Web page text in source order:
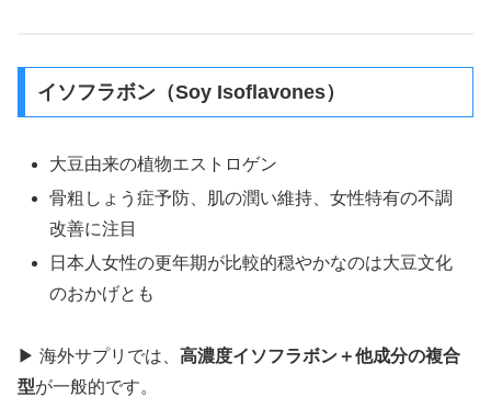
イソフラボン（Soy Isoflavones）
大豆由来の植物エストロゲン
骨粗しょう症予防、肌の潤い維持、女性特有の不調
改善に注目
日本人女性の更年期が比較的穏やかなのは大豆文化
のおかげとも
▶ 海外サプリでは、 高濃度イソフラボン＋他成分の複合
型が一般的です。